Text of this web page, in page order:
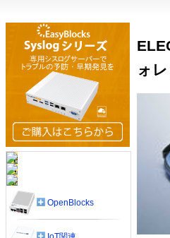
ォ
OpenBlocks